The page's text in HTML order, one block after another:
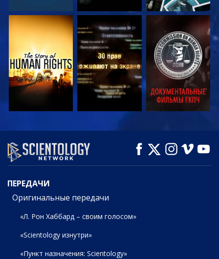
СМОТРЕТЬ СМОТРЕТЬ СМОТРЕТЬ
СМОТРЕТЬ СМОТРЕТЬ
СМОТРЕТЬ
ПЕРЕДАЧИ
ПЕРЕДАЧИ
Оригинальные передачи
«Л. Рон Хаббард – своим голосом»
«Scientology изнутри»
«Пункт назначения: Scientology»